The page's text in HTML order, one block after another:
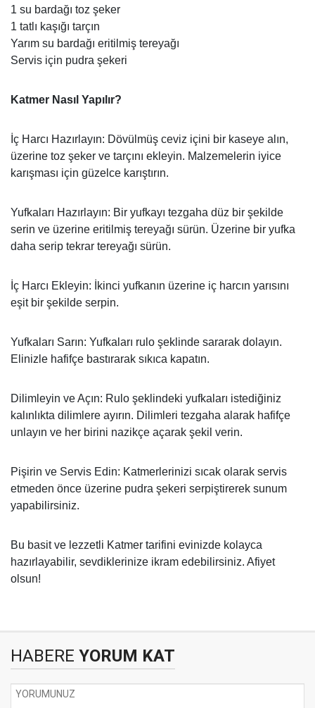
1 su bardağı toz şeker
1 tatlı kaşığı tarçın
Yarım su bardağı eritilmiş tereyağı
Servis için pudra şekeri
Katmer Nasıl Yapılır?
İç Harcı Hazırlayın: Dövülmüş ceviz içini bir kaseye alın,
üzerine toz şeker ve tarçını ekleyin. Malzemelerin iyice
karışması için güzelce karıştırın.
Yufkaları Hazırlayın: Bir yufkayı tezgaha düz bir şekilde
serin ve üzerine eritilmiş tereyağı sürün. Üzerine bir yufka
daha serip tekrar tereyağı sürün.
İç Harcı Ekleyin: İkinci yufkanın üzerine iç harcın yarısını
eşit bir şekilde serpin.
Yufkaları Sarın: Yufkaları rulo şeklinde sararak dolayın.
Elinizle hafifçe bastırarak sıkıca kapatın.
Dilimleyin ve Açın: Rulo şeklindeki yufkaları istediğiniz
kalınlıkta dilimlere ayırın. Dilimleri tezgaha alarak hafifçe
unlayın ve her birini nazikçe açarak şekil verin.
Pişirin ve Servis Edin: Katmerlerinizi sıcak olarak servis
etmeden önce üzerine pudra şekeri serpiştirerek sunum
yapabilirsiniz.
Bu basit ve lezzetli Katmer tarifini evinizde kolayca
hazırlayabilir, sevdiklerinize ikram edebilirsiniz. Afiyet
olsun!
HABERE YORUM KAT